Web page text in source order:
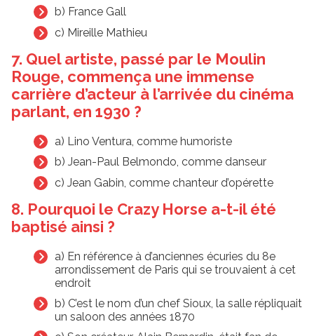
b) France Gall
c) Mireille Mathieu
7. Quel artiste, passé par le Moulin
Rouge, commença une immense
carrière d’acteur à l’arrivée du cinéma
parlant, en 1930 ?
a) Lino Ventura, comme humoriste
b) Jean-Paul Belmondo, comme danseur
c) Jean Gabin, comme chanteur d’opérette
8. Pourquoi le Crazy Horse a-t-il été
baptisé ainsi ?
a) En référence à d’anciennes écuries du 8e
arrondissement de Paris qui se trouvaient à cet
endroit
b) C’est le nom d’un chef Sioux, la salle répliquait
un saloon des années 1870